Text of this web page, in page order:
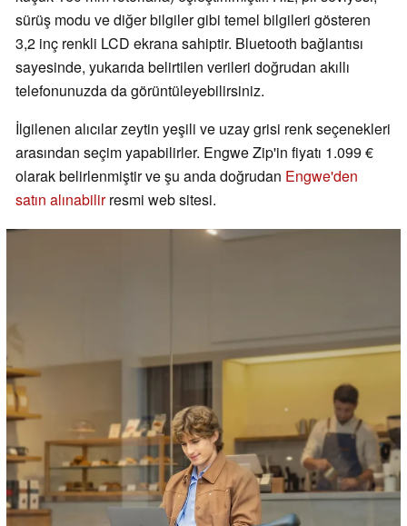
sürüş modu ve diğer bilgiler gibi temel bilgileri gösteren
3,2 inç renkli LCD ekrana sahiptir. Bluetooth bağlantısı
sayesinde, yukarıda belirtilen verileri doğrudan akıllı
telefonunuzda da görüntüleyebilirsiniz.
İlgilenen alıcılar zeytin yeşili ve uzay grisi renk seçenekleri
arasından seçim yapabilirler. Engwe Zip'in fiyatı 1.099 €
olarak belirlenmiştir ve şu anda doğrudan Engwe'den
satın alınabilirresmi web sitesi.